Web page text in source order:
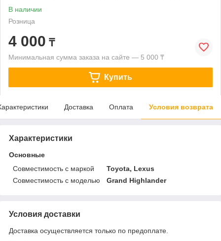
В наличии
Розница
4 000 ₸
Минимальная сумма заказа на сайте — 5 000 ₸
Купить
Доставка Оплата Условия возврата
Характеристики
Основные
Совместимость с маркой
Toyota, Lexus
Совместимость с моделью
Grand Highlander
Условия доставки
Доставка осуществляется только по предоплате.